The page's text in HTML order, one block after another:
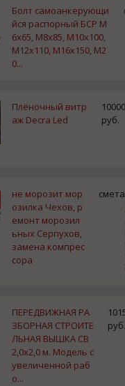
Болт самоанкерующи
йся распорный БСР М
6х65, М8х85, М10х100,
М12х110, М16х150, М2
0...
Плёночный витр
аж Decra Led
руб.
не морозит мор
озилка Чехов, р
емонт морозил
ьных Серпухов,
замена компрес
сора
смета
ПЕРЕДВИЖНАЯ РА
ЗБОРНАЯ СТРОИТЕ
ЛЬНАЯ ВЫШКА СВ
2,0х2,0 м. Модель с
увеличенной раб
о...
руб.